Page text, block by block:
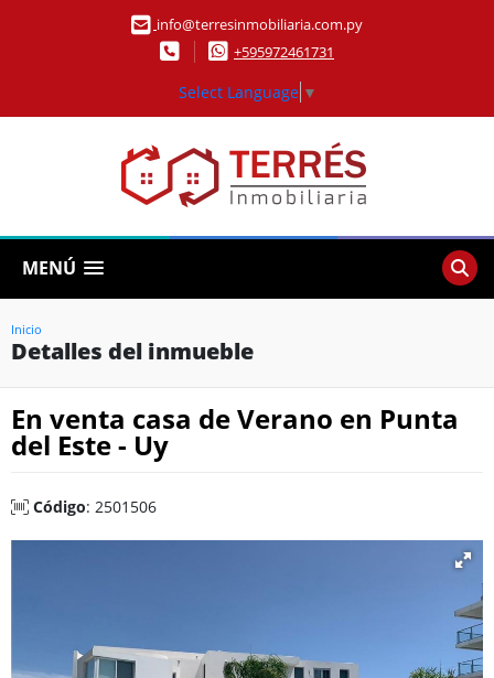
info@terresinmobiliaria.com.py
+595972461731
Select Language ▼
MENÚ
Inicio
Detalles del inmueble
En venta casa de Verano en Punta
del Este - Uy
Código: 2501506